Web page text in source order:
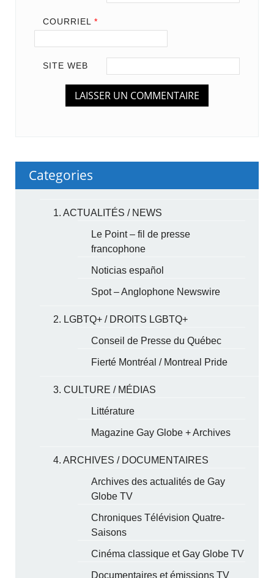
COURRIEL *
SITE WEB
Categories
1. ACTUALITÉS / NEWS
Le Point – fil de presse
francophone
Noticias español
Spot – Anglophone Newswire
2. LGBTQ+ / DROITS LGBTQ+
Conseil de Presse du Québec
Fierté Montréal / Montreal Pride
3. CULTURE / MÉDIAS
Littérature
Magazine Gay Globe + Archives
4. ARCHIVES / DOCUMENTAIRES
Archives des actualités de Gay
Globe TV
Chroniques Télévision Quatre-
Saisons
Cinéma classique et Gay Globe TV
Documentaires et émissions TV